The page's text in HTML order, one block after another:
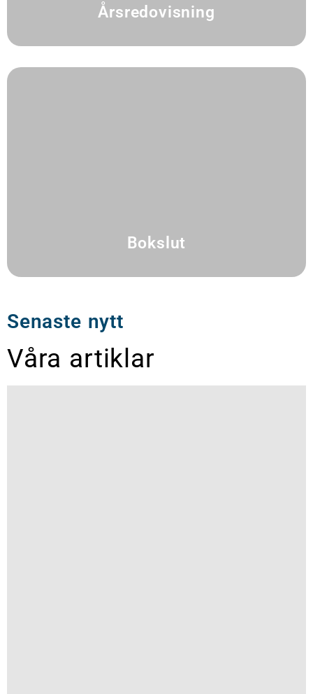
Årsredovisning
Bokslut
Senaste nytt
Våra artiklar